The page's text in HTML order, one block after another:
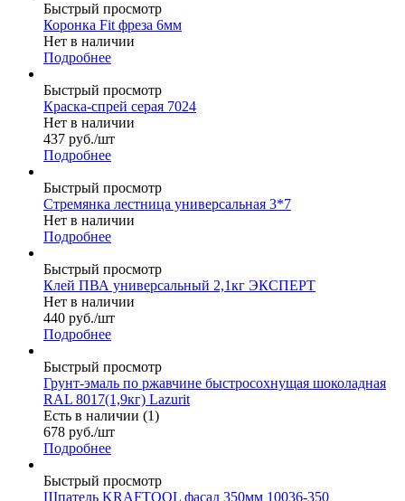
Быстрый просмотр
Коронка Fit фреза 6мм
Нет в наличии
Подробнее
Быстрый просмотр
Краска-спрей серая 7024
Нет в наличии
437 руб./шт
Подробнее
Быстрый просмотр
Стремянка лестница универсальная 3*7
Нет в наличии
Подробнее
Быстрый просмотр
Клей ПВА универсальный 2,1кг ЭКСПЕРТ
Нет в наличии
440 руб./шт
Подробнее
Быстрый просмотр
Грунт-эмаль по ржавчине быстросохнущая шоколадная
RAL 8017(1,9кг) Lazurit
Есть в наличии (1)
678 руб./шт
Подробнее
Быстрый просмотр
Шпатель KRAFTOOL фасад 350мм 10036-350